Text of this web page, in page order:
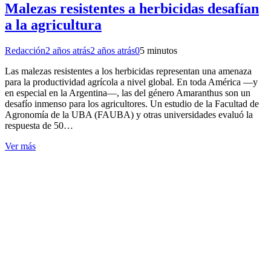
Malezas resistentes a herbicidas desafían
a la agricultura
Redacción2 años atrás2 años atrás05 minutos
Las malezas resistentes a los herbicidas representan una amenaza
para la productividad agrícola a nivel global. En toda América —y
en especial en la Argentina—, las del género Amaranthus son un
desafío inmenso para los agricultores. Un estudio de la Facultad de
Agronomía de la UBA (FAUBA) y otras universidades evaluó la
respuesta de 50…
Ver más